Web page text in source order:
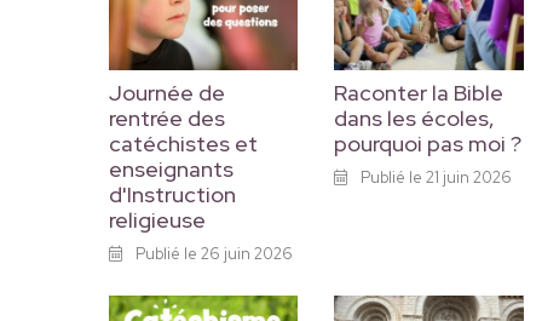
Journée de
rentrée des
catéchistes et
enseignants
d'Instruction
religieuse
Publié le 26 juin 2026
Raconter la Bible
dans les écoles,
pourquoi pas moi ?
Publié le 21 juin 2026